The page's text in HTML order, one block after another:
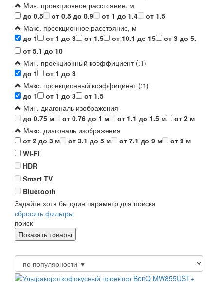
Мин. проекционное расстояние, м
до 0.5
от 0.5 до 0.9 от 1 до 1.4
от 1.5
Макс. проекционное расстояние, м
до 1
от 1 до 3 от 1.5 от 10.1 до 15
от 3 до 5.
от 5.1 до 10
Мин. проекционный коэффициент (:1)
до 1
от 1 до 3
Макс. проекционный коэффициент (:1)
до 1
от 1 до 3
от 1.5
Мин. диагональ изображения
до 0.75 м
от 0.76 до 1 м от 1.1 до 1.5 м
от 2 м
Макс. диагональ изображения
от 2 до 3 м
от 3.1 до 5 м от 7.1 до 9 м
от 9 м
Wi-Fi
HDR
Smart TV
Bluetooth
Задайте хотя бы один параметр для поиска
сбросить фильтры
поиск